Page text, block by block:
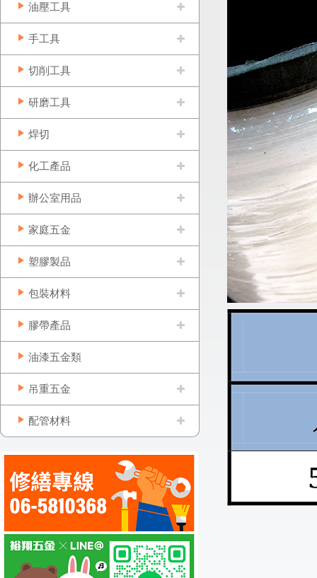
油壓工具
手工具
切削工具
研磨工具
焊切
化工產品
辦公室用品
家庭五金
塑膠製品
包裝材料
膠帶產品
油漆五金類
吊重五金
配管材料